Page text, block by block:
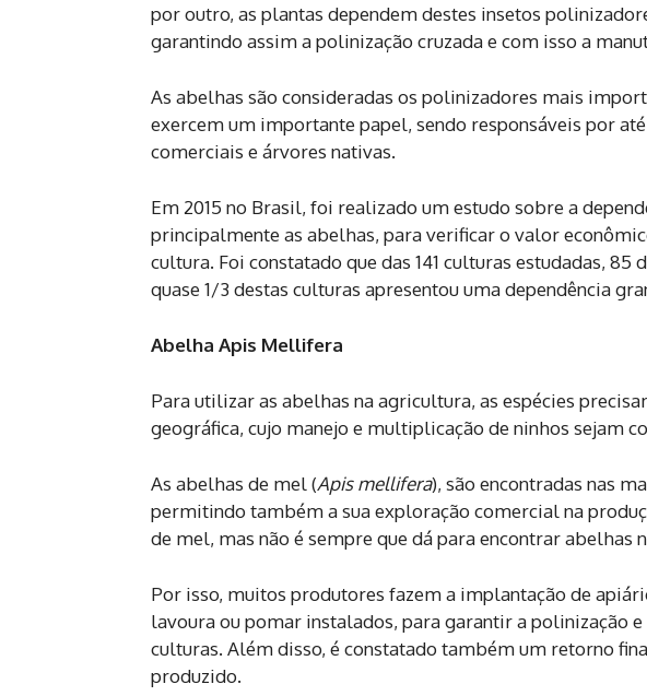
por outro, as plantas dependem destes insetos
garantindo assim a polinização cruzada e com isso a
As abelhas são consideradas os polinizadores mais
exercem um importante papel, sendo responsáveis por
comerciais e árvores nativas.
Em 2015 no Brasil, foi realizado um estudo sobre a
principalmente as abelhas, para verificar o valor
cultura. Foi constatado que das 141 culturas estudadas,
quase 1/3 destas culturas apresentou uma dependência
Abelha Apis Mellifera
Para utilizar as abelhas na agricultura, as espécies
geográfica, cujo manejo e multiplicação de ninhos sejam
As abelhas de mel (Apis mellifera), são encontradas nas
permitindo também a sua exploração comercial na
de mel, mas não é sempre que dá para encontrar abelhas
Por isso, muitos produtores fazem a implantação de
lavoura ou pomar instalados, para garantir a polinização
culturas. Além disso, é constatado também um retorno
produzido.